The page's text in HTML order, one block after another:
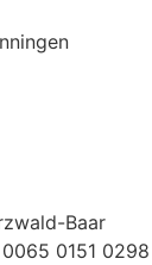
Baar
0151